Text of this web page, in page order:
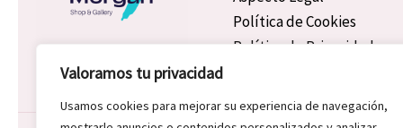
Valoramos tu privacidad
Usamos cookies para mejorar su experiencia de navegación,
Política de Cookies
Política de Privacidad